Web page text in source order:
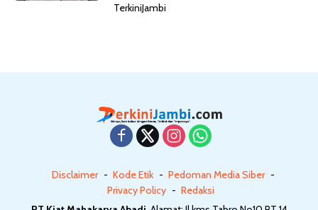
TerkiniJambi
Disclaimer Kode Etik
Pedoman Media Siber
Privacy Policy
Redaksi